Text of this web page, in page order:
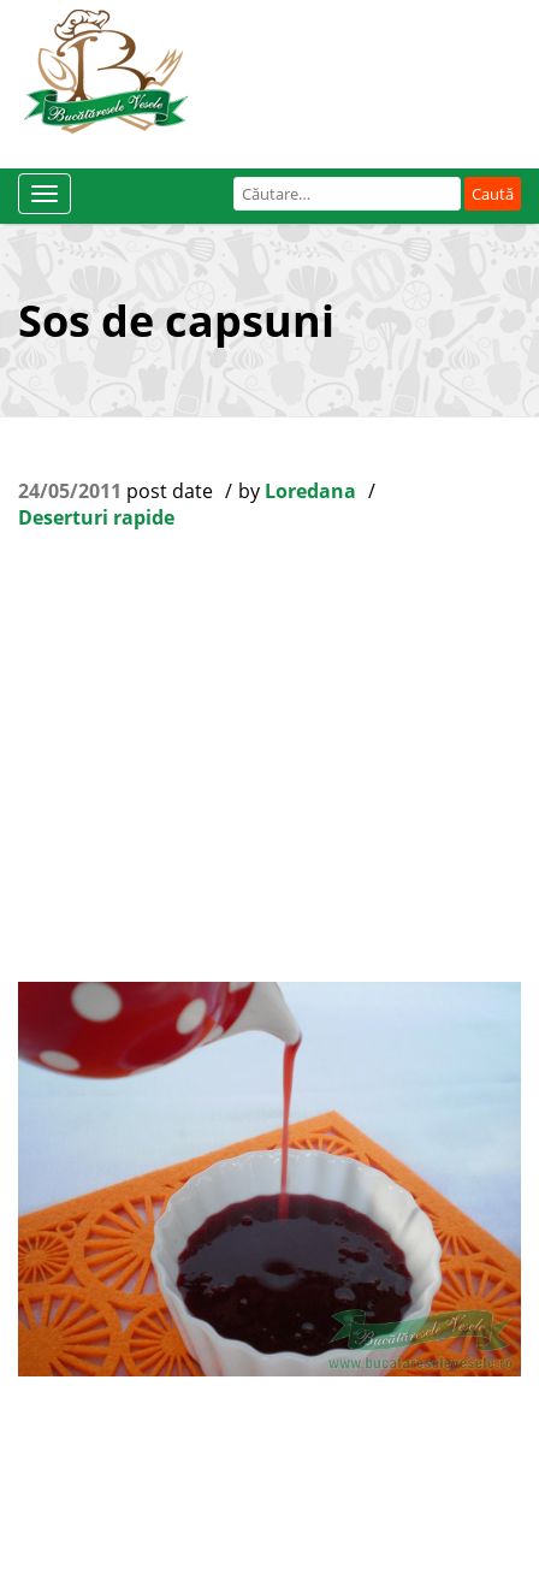
Caută
după:
Toggle
Navigation
Sos de capsuni
24/05/2011 post date by Loredana
Deserturi rapide